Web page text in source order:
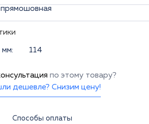
мм: 114
по этому товару?
дешевле? Снизим цену!
Способы оплаты